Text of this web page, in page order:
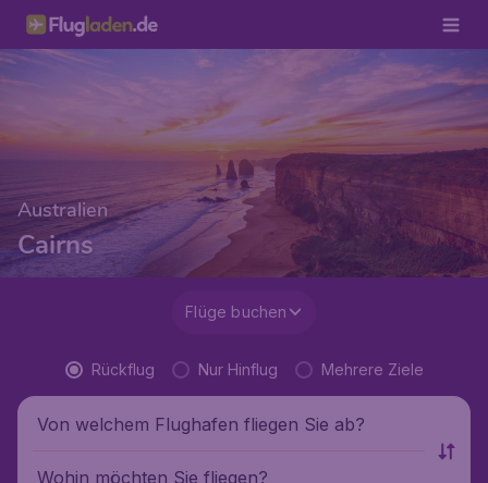
Australien
Cairns
Flüge buchen
Rückflug Nur Hinflug Mehrere Ziele
Von welchem Flughafen fliegen Sie ab?
Wohin möchten Sie fliegen?